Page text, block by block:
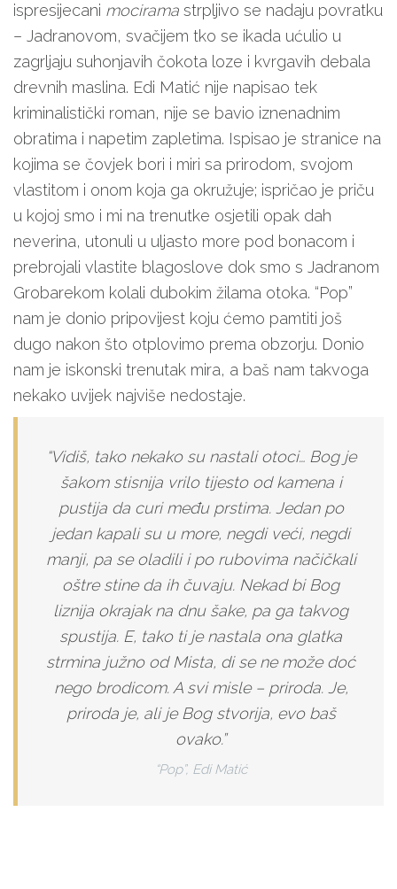
ispresijecani mocirama strpljivo se nadaju povratku
– Jadranovom, svačijem tko se ikada ućulio u
zagrljaju suhonjavih čokota loze i kvrgavih debala
drevnih maslina. Edi Matić nije napisao tek
kriminalistički roman, nije se bavio iznenadnim
obratima i napetim zapletima. Ispisao je stranice na
kojima se čovjek bori i miri sa prirodom, svojom
vlastitom i onom koja ga okružuje; ispričao je priču
u kojoj smo i mi na trenutke osjetili opak dah
neverina, utonuli u uljasto more pod bonacom i
prebrojali vlastite blagoslove dok smo s Jadranom
Grobarekom kolali dubokim žilama otoka. “Pop”
nam je donio pripovijest koju ćemo pamtiti još
dugo nakon što otplovimo prema obzorju. Donio
nam je iskonski trenutak mira, a baš nam takvoga
nekako uvijek najviše nedostaje.
“Vidiš, tako nekako su nastali otoci… Bog je
šakom stisnija vrilo tijesto od kamena i
pustija da curi među prstima. Jedan po
jedan kapali su u more, negdi veći, negdi
manji, pa se oladili i po rubovima načičkali
oštre stine da ih čuvaju. Nekad bi Bog
liznija okrajak na dnu šake, pa ga takvog
spustija. E, tako ti je nastala ona glatka
strmina južno od Mista, di se ne može doć
nego brodicom. A svi misle – priroda. Je,
priroda je, ali je Bog stvorija, evo baš
ovako.”
“Pop”, Edi Matić